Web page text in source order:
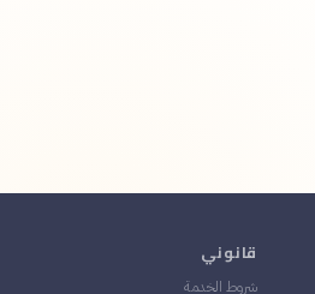
قانوني
شروط الخدمة